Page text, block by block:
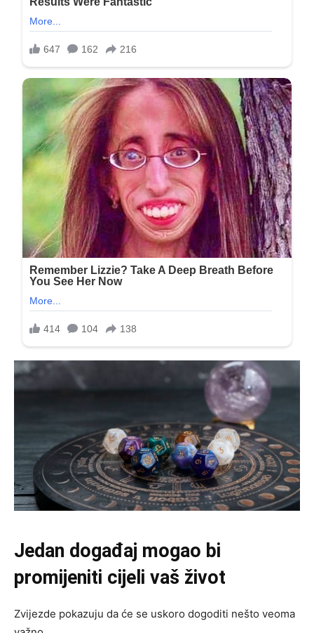
Jedan događaj mogao bi
promijeniti cijeli vaš život
Zvijezde pokazuju da će se uskoro dogoditi nešto veoma